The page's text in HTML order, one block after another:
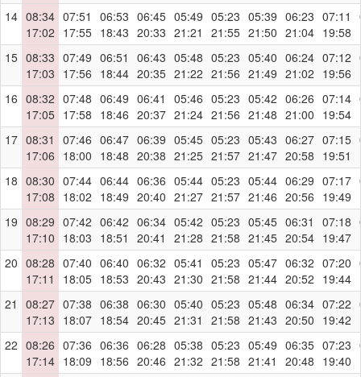
14 08:34
17:02
07:51
17:55
06:53
18:43
06:45
20:33
05:49
21:21
05:23
21:55
05:39
21:50
06:23
21:04
07:11
19:58
15 08:33
17:03
07:49
17:56
06:51
18:44
06:43
20:35
05:48
21:22
05:23
21:56
05:40
21:49
06:24
21:02
07:12
19:56
16 08:32
17:05
07:48
17:58
06:49
18:46
06:41
20:37
05:46
21:24
05:23
21:56
05:42
21:48
06:26
21:00
07:14
19:54
17 08:31
17:06
07:46
18:00
06:47
18:48
06:39
20:38
05:45
21:25
05:23
21:57
05:43
21:47
06:27
20:58
07:15
19:51
18 08:30
17:08
07:44
18:02
06:44
18:49
06:36
20:40
05:44
21:27
05:23
21:57
05:44
21:46
06:29
20:56
07:17
19:49
19 08:29
17:10
07:42
18:03
06:42
18:51
06:34
20:41
05:42
21:28
05:23
21:58
05:45
21:45
06:31
20:54
07:18
19:47
20 08:28
17:11
07:40
18:05
06:40
18:53
06:32
20:43
05:41
21:30
05:23
21:58
05:47
21:44
06:32
20:52
07:20
19:44
21
08:27
17:13
07:38
18:07
06:38
18:54
06:30
20:45
05:40
21:31
05:23
21:58
05:48
21:43
06:34
20:50
07:22
19:42
22 08:26
17:14
07:36
18:09
06:36
18:56
06:28
20:46
05:38
21:32
05:23
21:58
05:49
21:41
06:35
20:48
07:23
19:40